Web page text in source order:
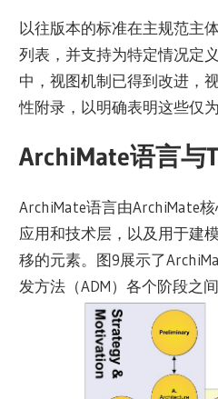
以往版本的标准在主规范主
列表，并支持为特定情况定
中，视图机制已得到改进，
性附录，以明确表明这些仅为
ArchiMate语言与
ArchiMate语言由ArchiMate
应用和技术层，以及用于建
移的元素。图9展示了
发方法（ADM）各个阶段之